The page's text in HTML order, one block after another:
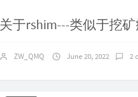
关于rshim---类似于挖
ZW_QMQ June 20, 2022 2